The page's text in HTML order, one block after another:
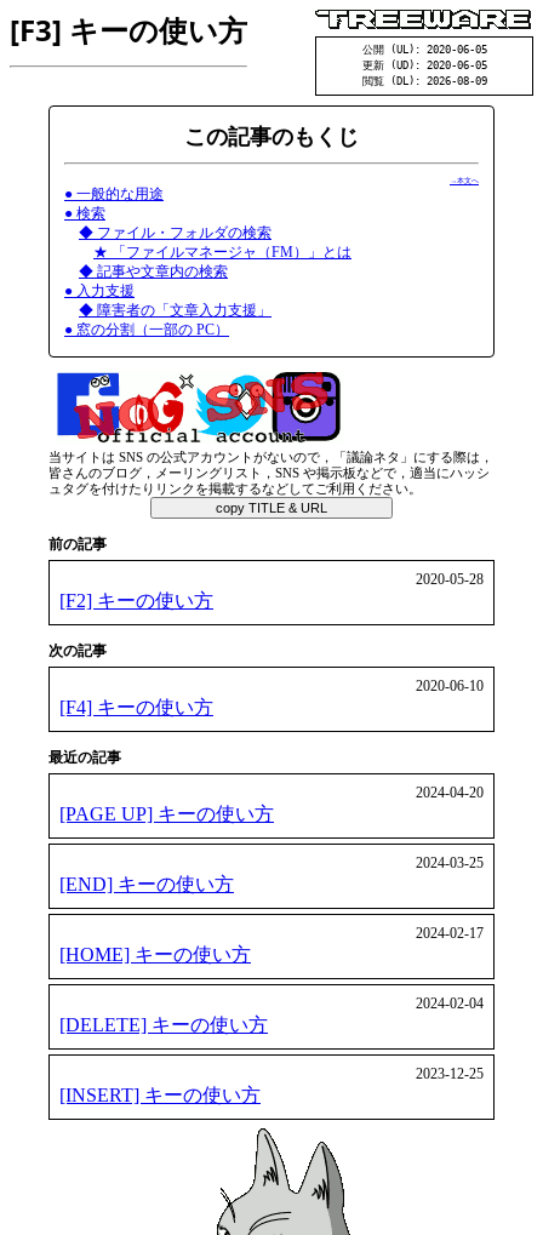
[F3] キーの使い方
公開 (UL): 2020-06-05
更新 (UD): 2020-06-05
閲覧 (DL): 2026-08-09
この記事のもくじ
→本文へ
● 一般的な用途
● 検索
◆ ファイル・フォルダの検索
★ 「ファイルマネージャ（FM）」とは
◆ 記事や文章内の検索
● 入力支援
◆ 障害者の「文章入力支援」
● 窓の分割（一部の PC）
当サイトは SNS の公式アカウントがないので，「議論ネタ」にする際は，
皆さんのブログ，メーリングリスト，SNS や掲示板などで，適当にハッシ
ュタグを付けたりリンクを掲載するなどしてご利用ください。
copy TITLE & URL
前の記事
2020-05-28
[F2] キーの使い方
次の記事
2020-06-10
[F4] キーの使い方
最近の記事
2024-04-20
[PAGE UP] キーの使い方
2024-03-25
[END] キーの使い方
2024-02-17
[HOME] キーの使い方
2024-02-04
[DELETE] キーの使い方
2023-12-25
[INSERT] キーの使い方